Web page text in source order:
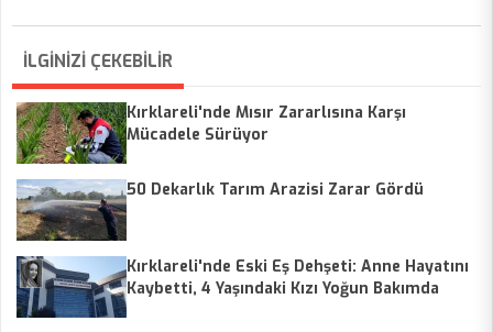
İLGİNİZİ ÇEKEBİLİR
Kırklareli'nde Mısır Zararlısına Karşı
Mücadele Sürüyor
50 Dekarlık Tarım Arazisi Zarar Gördü
Kırklareli'nde Eski Eş Dehşeti: Anne Hayatını
Kaybetti, 4 Yaşındaki Kızı Yoğun Bakımda